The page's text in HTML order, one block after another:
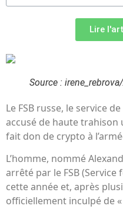
Lire
Source :
Le FSB russe, le service
accusé de haute trahison
fait don de crypto à
L’homme, nommé
arrêté par le FSB
cette année et, après
officiellement inculpé de